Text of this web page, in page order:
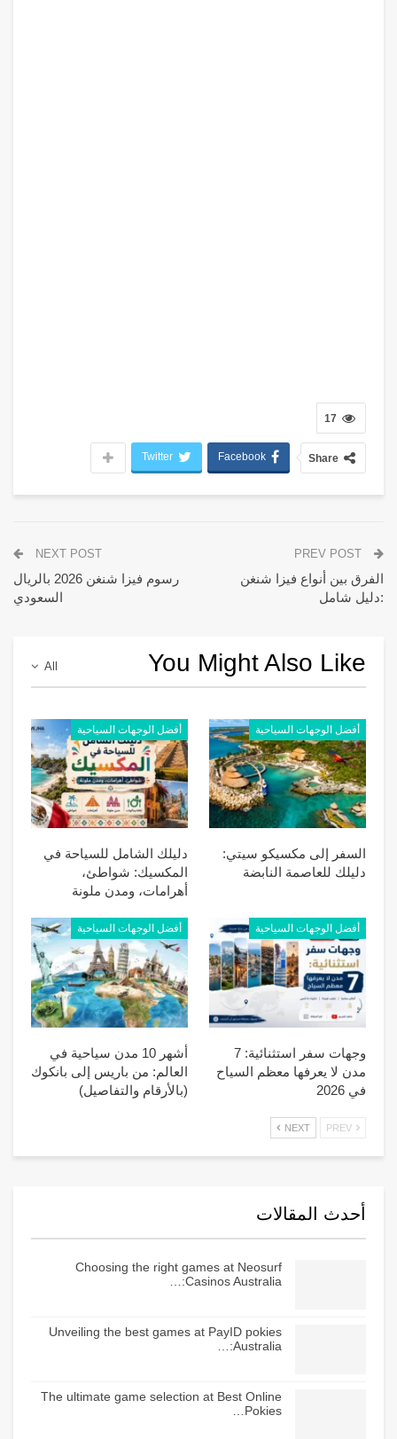
17
Share
Facebook
Twitter
الفرق بين أنواع فيزا شنغن
:دليل شامل
NEXT POST
رسوم فيزا شنغن 2026 بالريال
السعودي
All You Might Also Like
أفضل الوجهات السياحية
السفر إلى مكسيكو سيتي:
دليلك للعاصمة النابضة
أفضل الوجهات السياحية
دليلك الشامل للسياحة في
المكسيك: شواطئ،
أهرامات، ومدن ملونة
أفضل الوجهات السياحية
وجهات سفر استثنائية: 7
مدن لا يعرفها معظم السياح
في 2026
أفضل الوجهات السياحية
أشهر 10 مدن سياحية في
العالم: من باريس إلى بانكوك
(بالأرقام والتفاصيل)
NEXT
أحدث المقالات
Choosing the right games at Neosurf
Casinos Australia:…
Unveiling the best games at PayID pokies
Australia:…
The ultimate game selection at Best Online
Pokies…